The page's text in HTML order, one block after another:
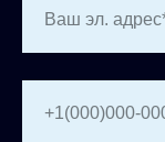
Ваш эл.
+1(000)000-